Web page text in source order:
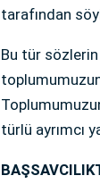
tarafından
Bu tür sözlerin
türlü ayrımcı